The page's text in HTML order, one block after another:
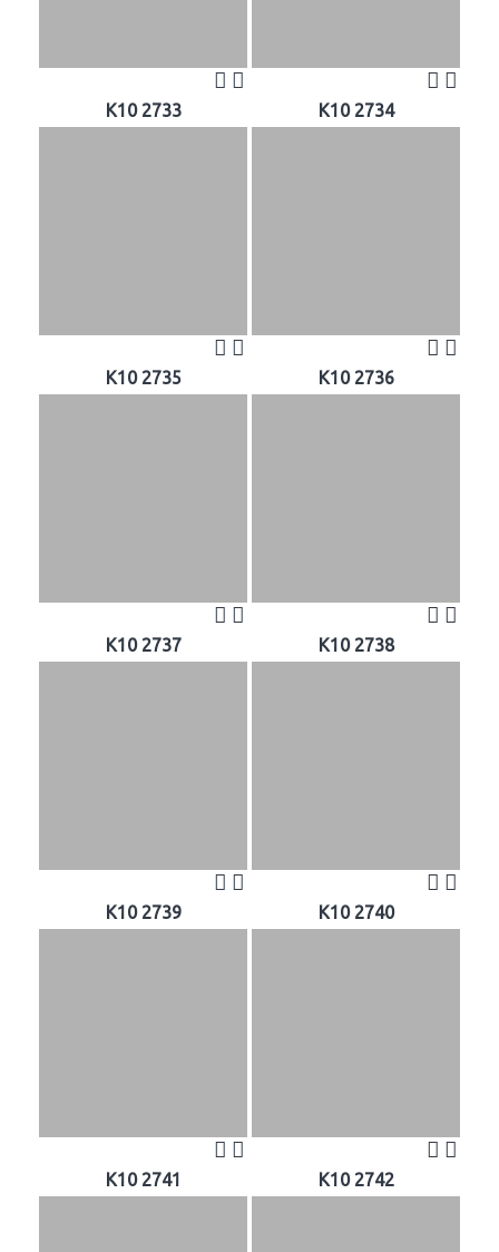
K10 2733 K10 2734
K10 2735 K10 2736
K10 2737 K10 2738
K10 2739 K10 2740
K10 2741 K10 2742